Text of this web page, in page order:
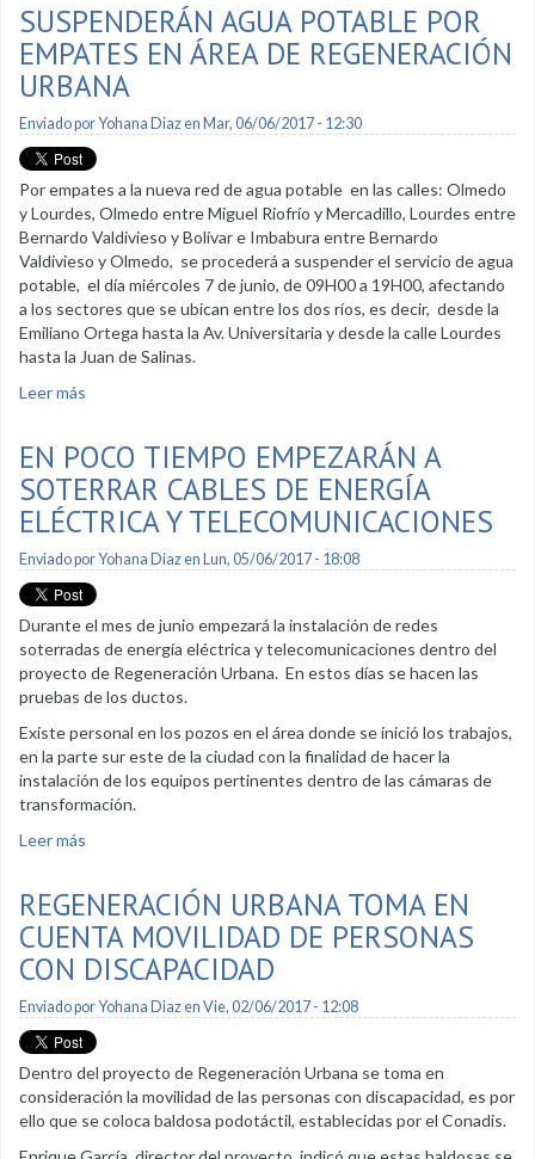
SUSPENDERÁN AGUA POTABLE POR
EMPATES EN ÁREA DE REGENERACIÓN
URBANA
Enviado porYohana Diazen Mar, 06/06/2017 - 12:30
Por empates a la nueva red de agua potable en las calles: Olmedo
y Lourdes, Olmedo entre Miguel Riofrío y Mercadillo, Lourdes entre
Bernardo Valdivieso y Bolívar e Imbabura entre Bernardo
Valdivieso y Olmedo, se procederá a suspender el servicio de agua
potable, el día miércoles 7 de junio, de 09H00 a 19H00, afectando
a los sectores que se ubican entre los dos ríos, es decir, desde la
Emiliano Ortega hasta la Av. Universitaria y desde la calle Lourdes
hasta la Juan de Salinas.
Leer más
EN POCO TIEMPO EMPEZARÁN A
SOTERRAR CABLES DE ENERGÍA
ELÉCTRICA Y TELECOMUNICACIONES
Enviado porYohana Diazen Lun, 05/06/2017 - 18:08
Durante el mes de junio empezará la instalación de redes
soterradas de energía eléctrica y telecomunicaciones dentro del
proyecto de Regeneración Urbana. En estos días se hacen las
pruebas de los ductos.
Existe personal en los pozos en el área donde se inició los trabajos,
en la parte sur este de la ciudad con la finalidad de hacer la
instalación de los equipos pertinentes dentro de las cámaras de
transformación.
Leer más
REGENERACIÓN URBANA TOMA EN
CUENTA MOVILIDAD DE PERSONAS
CON DISCAPACIDAD
Enviado porYohana Diazen Vie, 02/06/2017 - 12:08
Dentro del proyecto de Regeneración Urbana se toma en
consideración la movilidad de las personas con discapacidad, es por
ello que se coloca baldosa podotáctil, establecidas por el Conadis.